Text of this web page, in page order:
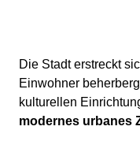
Die Stadt erstreckt
Einwohner
kulturellen
modernes urbanes